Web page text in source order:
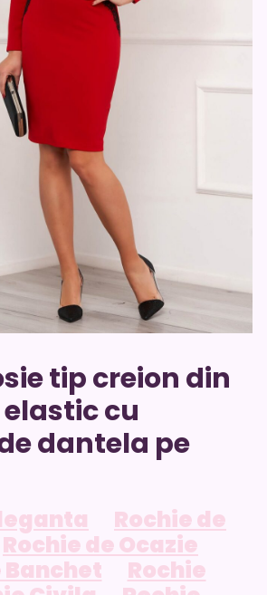
tip creion din
cu
dantela pe
Rochie de
Rochie de Ocazie
Banchet
Rochie